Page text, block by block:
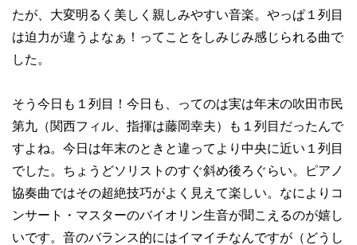
たが、大変明るく美しく親しみやすい音楽。やっぱ１列目
は迫力が違うよなぁ！ってことをしみじみ感じられる曲で
した。
そう今日も１列目！今日も、ってのは実は年末の吹田市民
第九（関西フィル、指揮は藤岡幸夫）も１列目だったんで
すよね。今日は年末のときと違ってより中央に近い１列目
でした。ちょうどソリストのすぐ斜め後ろぐらい。ピアノ
協奏曲ではその超絶技巧がよく見えて楽しい。なによりコ
ンサート・マスターのバイオリン生音が聞こえるのが嬉し
いです。音のバランス的にはイマイチなんですが（どうし